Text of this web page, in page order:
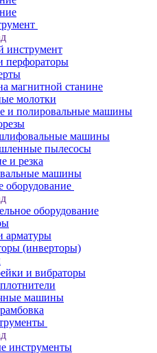
инструмент
перфораторы
магнитной станине
молотки
и полировальные машины
машины
пылесосы
и резка
машины
оборудование
оборудование
арматуры
(инверторы)
и вибраторы
машины
инструменты